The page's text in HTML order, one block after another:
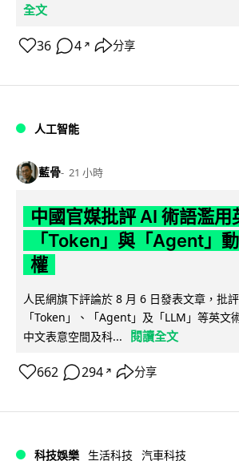
全文
36 4 ↗ 分享
人工智能
藍骨 21 小時
中國官媒批評 AI 術語濫
「Token」與「Agent」
權
人民網旗下評論於 8 月 6 日發表文章，批
「Token」、「Agent」及「LLM」等英文
中文表意空間及科...
閱讀全文
662 294 ↗ 分享
科技娛樂 生活科技 汽車科技